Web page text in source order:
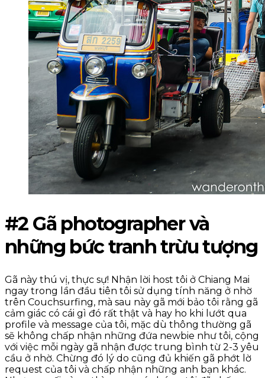
#2 Gã photographer và
những bức tranh trừu tượng
Gã này thú vị, thực sự! Nhận lời host tôi ở Chiang Mai
ngay trong lần đầu tiên tôi sử dụng tính năng ở nhờ
trên Couchsurfing, mà sau này gã mới bảo tôi rằng gã
cảm giác có cái gì đó rất thật và hay ho khi lướt qua
profile và message của tôi, mặc dù thông thường gã
sẽ không chấp nhận những đứa newbie như tôi, cộng
với việc mỗi ngày gã nhận được trung bình từ 2-3 yêu
cầu ở nhờ. Chừng đó lý do cũng đủ khiến gã phớt lờ
request của tôi và chấp nhận những anh bạn khác.